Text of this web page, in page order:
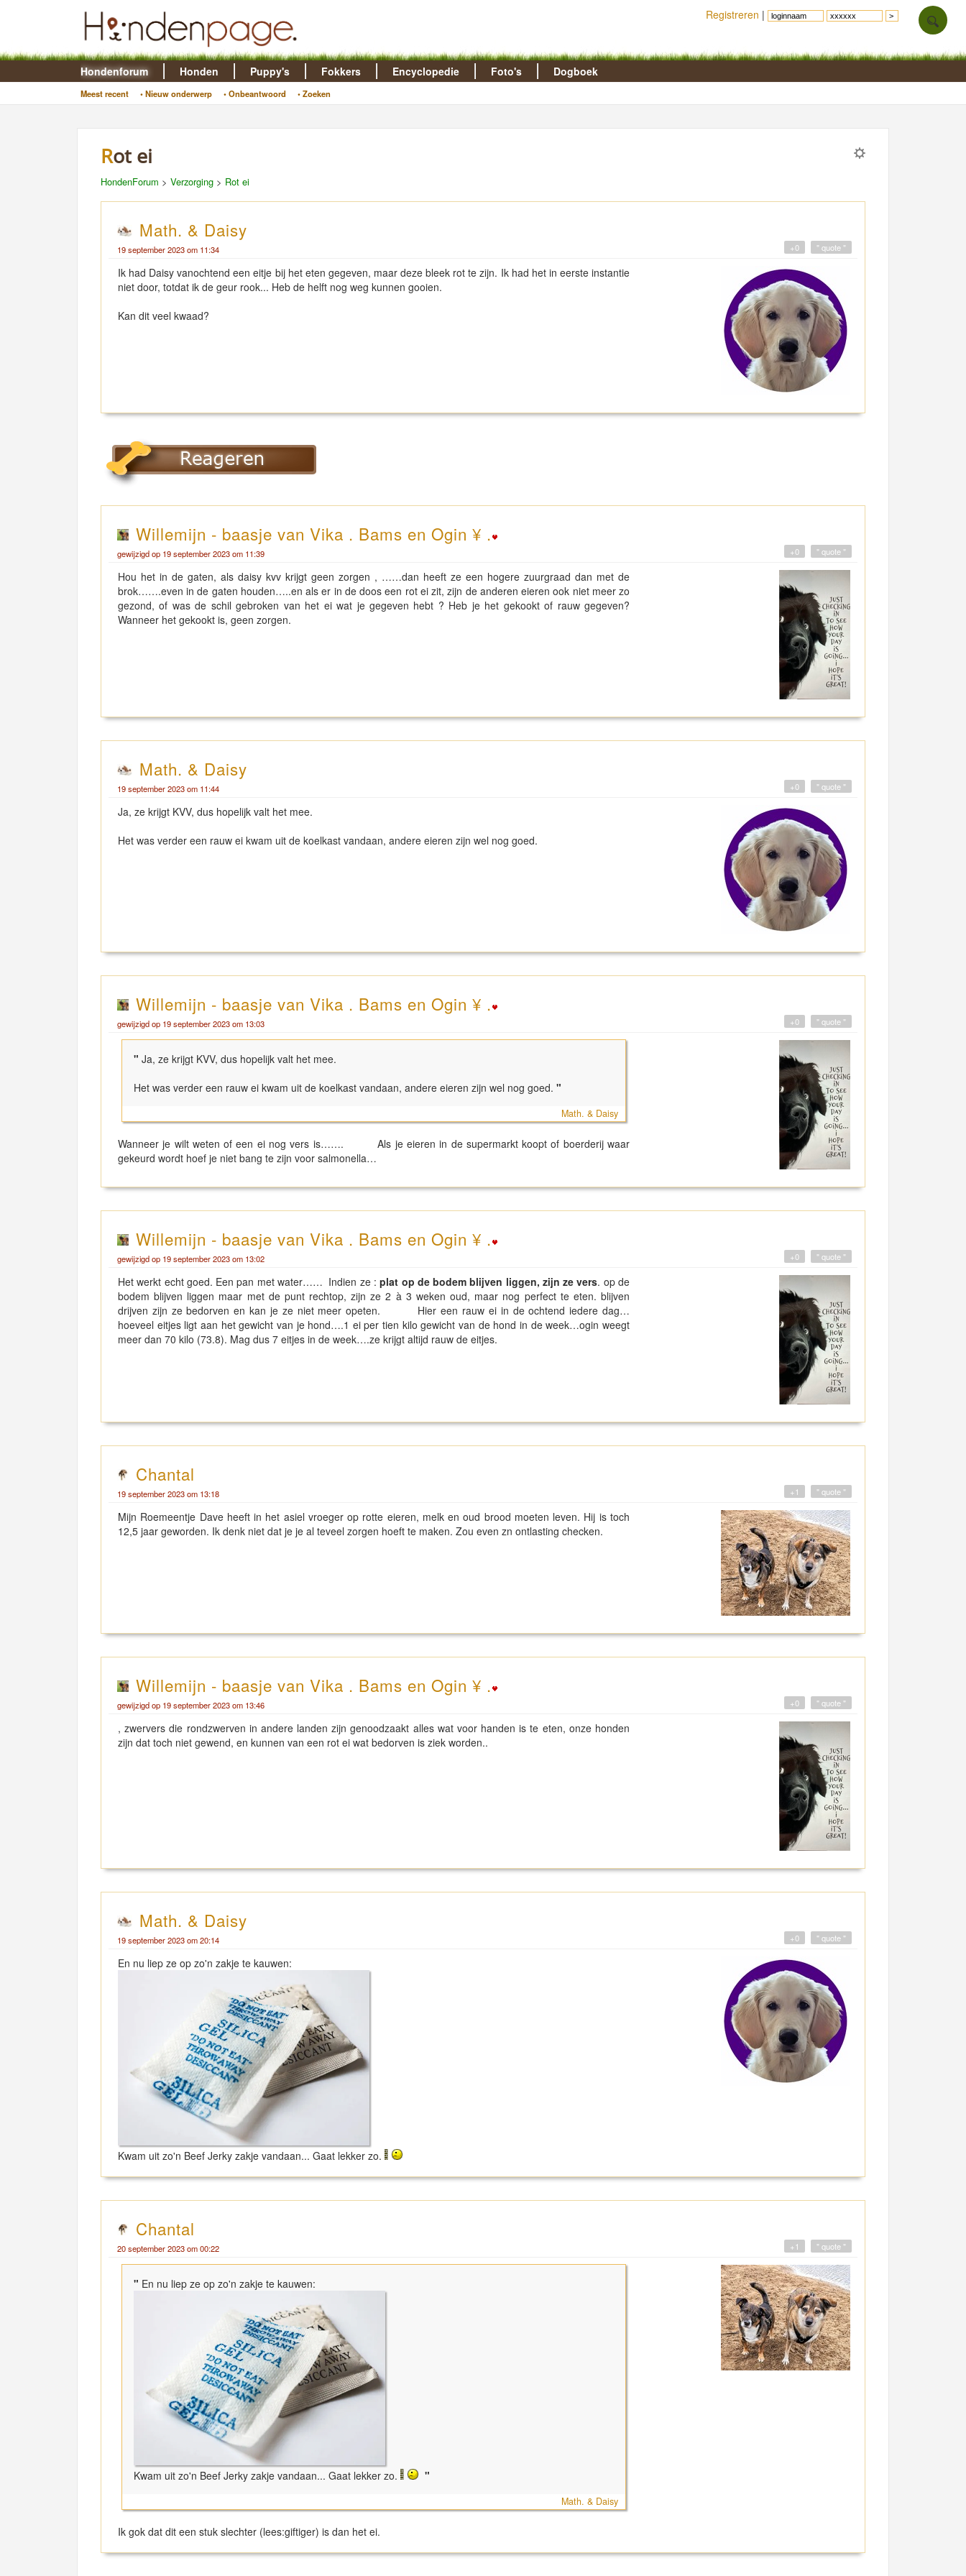
Hondenforum
Meest recent • Nieuw onderwerp • Onbeantwoord • Zoeken
Honden Puppy's Fokkers Encyclopedie Foto's Dogboek
Rot ei
HondenForum > Verzorging > Rot ei
Math. & Daisy
19 september 2023 om 11:34 " quote "
+0
Ik had Daisy vanochtend een eitje bij het eten gegeven, maar deze bleek rot te zijn. Ik had het in eerste instantie
niet door, totdat ik de geur rook... Heb de helft nog weg kunnen gooien.
Kan dit veel kwaad?
Willemijn - baasje van Vika . Bams en Ogin ¥ .
gewijzigd op 19 september 2023 om 11:39 " quote "
+0
Hou het in de gaten, als daisy kvv krijgt geen zorgen , ……dan heeft ze een hogere zuurgraad dan met de
brok…….even in de gaten houden…..en als er in de doos een rot ei zit, zijn de anderen eieren ook niet meer zo
gezond, of was de schil gebroken van het ei wat je gegeven hebt ? Heb je het gekookt of rauw gegeven?
Wanneer het gekookt is, geen zorgen.
Math. & Daisy
19 september 2023 om 11:44 " quote "
+0
Ja, ze krijgt KVV, dus hopelijk valt het mee.
Het was verder een rauw ei kwam uit de koelkast vandaan, andere eieren zijn wel nog goed.
Willemijn - baasje van Vika . Bams en Ogin ¥ .
gewijzigd op 19 september 2023 om 13:03 " quote "
+0
" Ja, ze krijgt KVV, dus hopelijk valt het mee.
Het was verder een rauw ei kwam uit de koelkast vandaan, andere eieren zijn wel nog goed. "
Math. & Daisy
Wanneer je wilt weten of een ei nog vers is……. Als je eieren in de supermarkt koopt of boerderij waar
gekeurd wordt hoef je niet bang te zijn voor salmonella…
Willemijn - baasje van Vika . Bams en Ogin ¥ .
gewijzigd op 19 september 2023 om 13:02 " quote "
+0
Het werkt echt goed. Een pan met water…… Indien ze :plat op de bodem blijven liggen, zijn ze vers. op de
bodem blijven liggen maar met de punt rechtop, zijn ze 2 à 3 weken oud, maar nog perfect te eten. blijven
drijven zijn ze bedorven en kan je ze niet meer opeten. Hier een rauw ei in de ochtend iedere dag…
hoeveel eitjes ligt aan het gewicht van je hond….1 ei per tien kilo gewicht van de hond in de week…ogin weegt
meer dan 70 kilo (73.8). Mag dus 7 eitjes in de week….ze krijgt altijd rauw de eitjes.
Chantal
19 september 2023 om 13:18 " quote "
+1
Mijn Roemeentje Dave heeft in het asiel vroeger op rotte eieren, melk en oud brood moeten leven. Hij is toch
12,5 jaar geworden. Ik denk niet dat je je al teveel zorgen hoeft te maken. Zou even zn ontlasting checken.
Willemijn - baasje van Vika . Bams en Ogin ¥ .
gewijzigd op 19 september 2023 om 13:46 " quote "
+0
, zwervers die rondzwerven in andere landen zijn genoodzaakt alles wat voor handen is te eten, onze honden
zijn dat toch niet gewend, en kunnen van een rot ei wat bedorven is ziek worden..
Math. & Daisy
19 september 2023 om 20:14 " quote "
+0
En nu liep ze op zo'n zakje te kauwen:
Kwam uit zo'n Beef Jerky zakje vandaan... Gaat lekker zo.
Chantal
20 september 2023 om 00:22 " quote "
+1
" En nu liep ze op zo'n zakje te kauwen:
Kwam uit zo'n Beef Jerky zakje vandaan... Gaat lekker zo. "
Math. & Daisy
Ik gok dat dit een stuk slechter (lees:giftiger) is dan het ei.
Registreren |